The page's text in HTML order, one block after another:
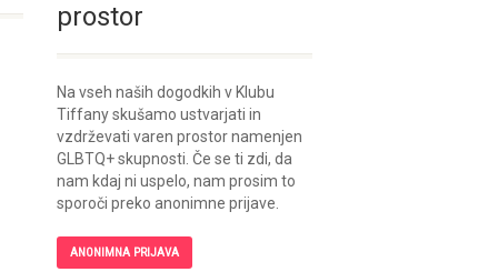
prostor
Na vseh naših dogodkih v Klubu
Tiffany skušamo ustvarjati in
vzdrževati varen prostor namenjen
GLBTQ+ skupnosti. Če se ti zdi, da
nam kdaj ni uspelo, nam prosim to
sporoči preko anonimne prijave.
ANONIMNA PRIJAVA